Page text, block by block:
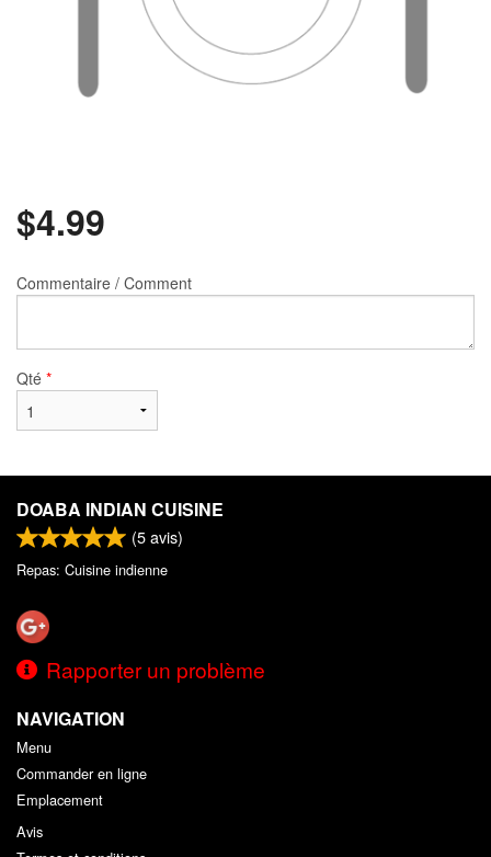
$4.99
Commentaire / Comment
Qté *
DOABA INDIAN CUISINE
(5avis)
Repas: Cuisine indienne
Rapporter un problème
NAVIGATION
Menu
Commander en ligne
Emplacement
Avis